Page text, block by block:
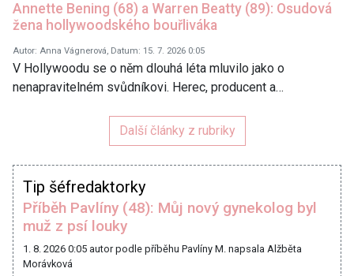
Annette Bening (68) a Warren Beatty (89): Osudová
žena hollywoodského bouřliváka
Autor: Anna Vágnerová, Datum: 15. 7. 2026 0:05
V Hollywoodu se o něm dlouhá léta mluvilo jako o
nenapravitelném svůdníkovi. Herec, producent a…
Další články z rubriky
Tip šéfredaktorky
Příběh Pavlíny (48): Můj nový gynekolog byl
muž z psí louky
1. 8. 2026 0:05 autor podle příběhu Pavlíny M. napsala Alžběta
Morávková